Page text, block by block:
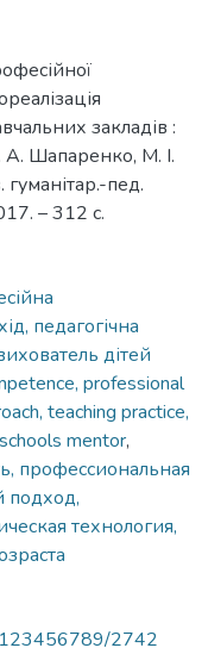
закладів :
Шапаренко, М. І.
пед.
– 312 с.
педагогічна
дітей
professional
teaching practice,
mentor,
профессиональная
подход,
технология,
123456789/2742